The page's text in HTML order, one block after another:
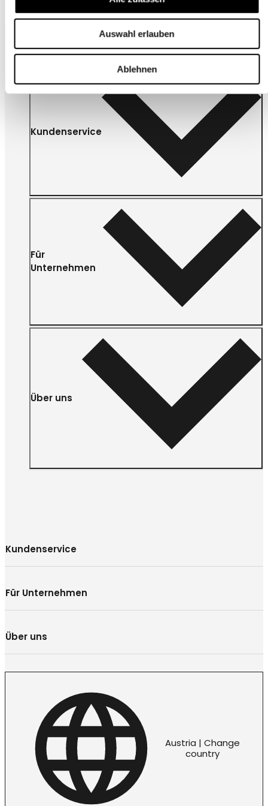
Auswahl erlauben
Ablehnen
Kundenservice
Für
Unternehmen
Über uns
Kundenservice
Für Unternehmen
Über uns
Austria | Change
country